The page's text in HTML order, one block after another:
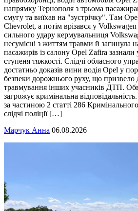
напрямку Тернополя з трьома
смугу та виїхав на "зустрічку". Там
Chevrolet, а потім врізався у
сильного удару кермувальниця
несумісні з життям травми й загинула
пасажирів із салону Opel Zafira
ступеня тяжкості. Слідчі обласного
достатньо доказів вини водія Opel у
безпеки дорожнього руху, що призвело
травмування інших учасників ДТП.
загрожує кримінальна
за частиною 2 статті 286
слідчі поліції […]
Марчук Анна 06.08.2026